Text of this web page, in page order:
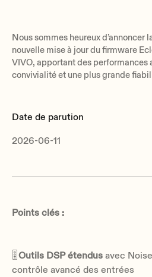
Nous sommes heureux d’annoncer
nouvelle mise à jour du firmware
VIVO, apportant des performances
convivialité et une plus grande
Date de parution
2026-06-11
Points clés :
🎚 Outils DSP étendus avec
contrôle avancé des entrées